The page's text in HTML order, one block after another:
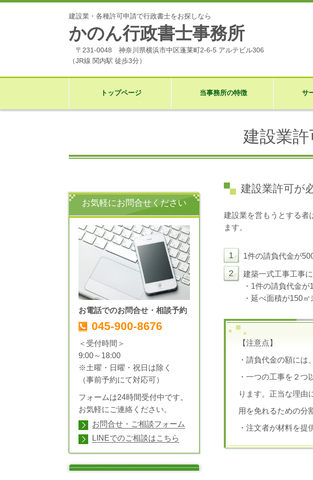
建設業・各種許可申請で行政書士をお探しなら
かのん行政書士事務所
〒231-0048 神奈川県横浜市中区蓬莱町2-6-5 アルテビル306
（JR線 関内駅 徒歩3分）
トップページ 当事務所の特徴 サ
建設業
建設業許可が
建設業を営もうとする者
ます。
1 1件の請負代金が
2
建築一式工事工事
・1件の請負代金
・延べ面積が150
【注意点】
・請負代金の額には
・一つの工事を２
ります。正当な理由
用を免れるための分
・注文者が材料を提
お気軽にお問合せください
お電話でのお問合せ・相談予約
045-900-8676
＜受付時間＞
9:00～18:00
※土曜・日曜・祝日は除く
（事前予約にて対応可）
フォームは24時間受付中です。
お気軽にご連絡ください。
お問合せ・ご相談フォーム
LINEでのご相談はこちら